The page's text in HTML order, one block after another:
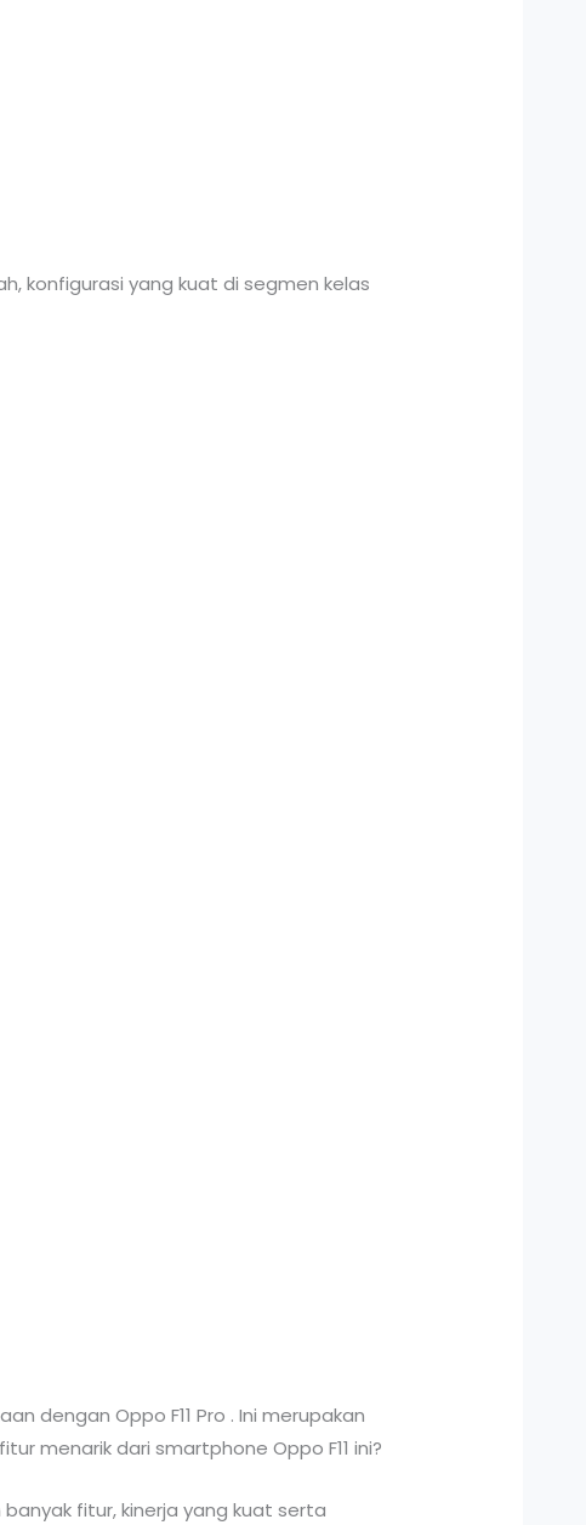
konfigurasi yang kuat di segmen kelas
dengan Oppo F11 Pro . Ini merupakan
menarik dari smartphone Oppo F11 ini?
fitur, kinerja yang kuat serta